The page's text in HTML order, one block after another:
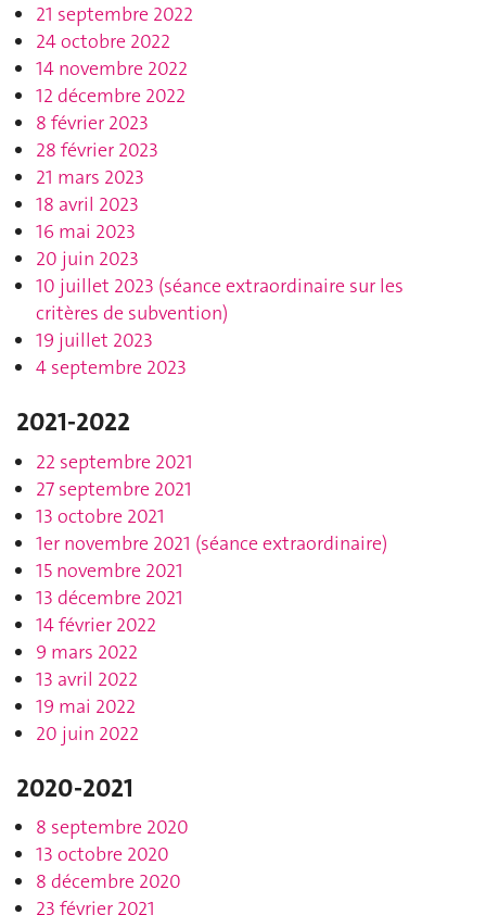
21 septembre 2022
24 octobre 2022
14 novembre 2022
12 décembre 2022
8 février 2023
28 février 2023
21 mars 2023
18 avril 2023
16 mai 2023
20 juin 2023
10 juillet 2023 (séance extraordinaire sur les
critères de subvention)
19 juillet 2023
4 septembre 2023
2021-2022
22 septembre 2021
27 septembre 2021
13 octobre 2021
1er novembre 2021 (séance extraordinaire)
15 novembre 2021
13 décembre 2021
14 février 2022
9 mars 2022
13 avril 2022
19 mai 2022
20 juin 2022
2020-2021
8 septembre 2020
13 octobre 2020
8 décembre 2020
23 février 2021